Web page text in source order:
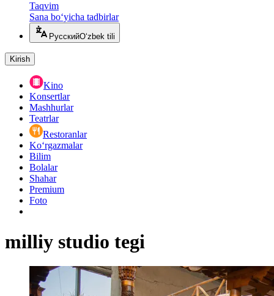
Taqvim
Sana bo‘yicha tadbirlar
РусскийO‘zbek tili
Kirish
Kino
Konsertlar
Mashhurlar
Teatrlar
Restoranlar
Ko‘rgazmalar
Bilim
Bolalar
Shahar
Premium
Foto
milliy studio tegi